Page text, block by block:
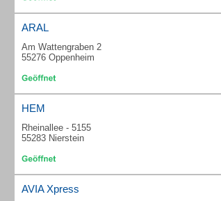
ARAL
Am Wattengraben 2
55276 Oppenheim
HEM
Rheinallee - 5155
55283 Nierstein
AVIA Xpress